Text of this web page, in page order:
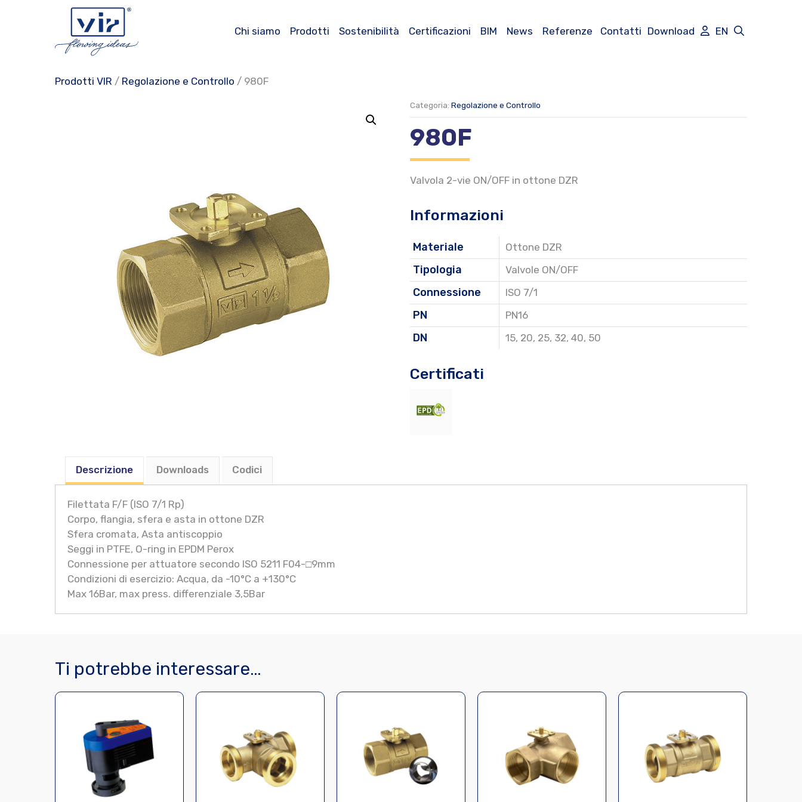
Chi siamo Prodotti Sostenibilità Certificazioni BIM News Referenze Contatti Download EN
Prodotti VIR / Regolazione e Controllo / 980F
Categoria: Regolazione e Controllo
980F
Valvola 2-vie ON/OFF in ottone DZR
Informazioni
Materiale Ottone DZR
Tipologia Valvole ON/OFF
Connessione ISO 7/1
PN PN16
DN 15, 20, 25, 32, 40, 50
Certificati
Descrizione Downloads Codici
Filettata F/F (ISO 7/1 Rp)
Corpo, flangia, sfera e asta in ottone DZR
Sfera cromata, Asta antiscoppio
Seggi in PTFE, O-ring in EPDM Perox
Connessione per attuatore secondo ISO 5211 F04-□9mm
Condizioni di esercizio: Acqua, da -10°C a +130°C
Max 16Bar, max press. differenziale 3,5Bar
Ti potrebbe interessare…